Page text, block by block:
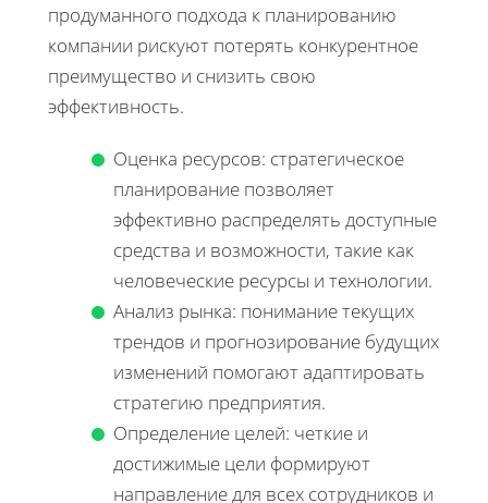
продуманного подхода к планированию
компании рискуют потерять конкурентное
преимущество и снизить свою
эффективность.
Оценка ресурсов: стратегическое
планирование позволяет
эффективно распределять доступные
средства и возможности, такие как
человеческие ресурсы и технологии.
Анализ рынка: понимание текущих
трендов и прогнозирование будущих
изменений помогают адаптировать
стратегию предприятия.
Определение целей: четкие и
достижимые цели формируют
направление для всех сотрудников и